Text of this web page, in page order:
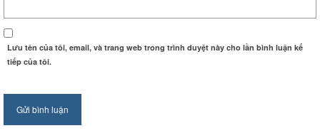
Lưu tên của tôi, email, và trang web trong trình duyệt này cho lần bình luận kế
tiếp của tôi.